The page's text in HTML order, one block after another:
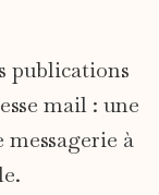
publications
mail : une
à